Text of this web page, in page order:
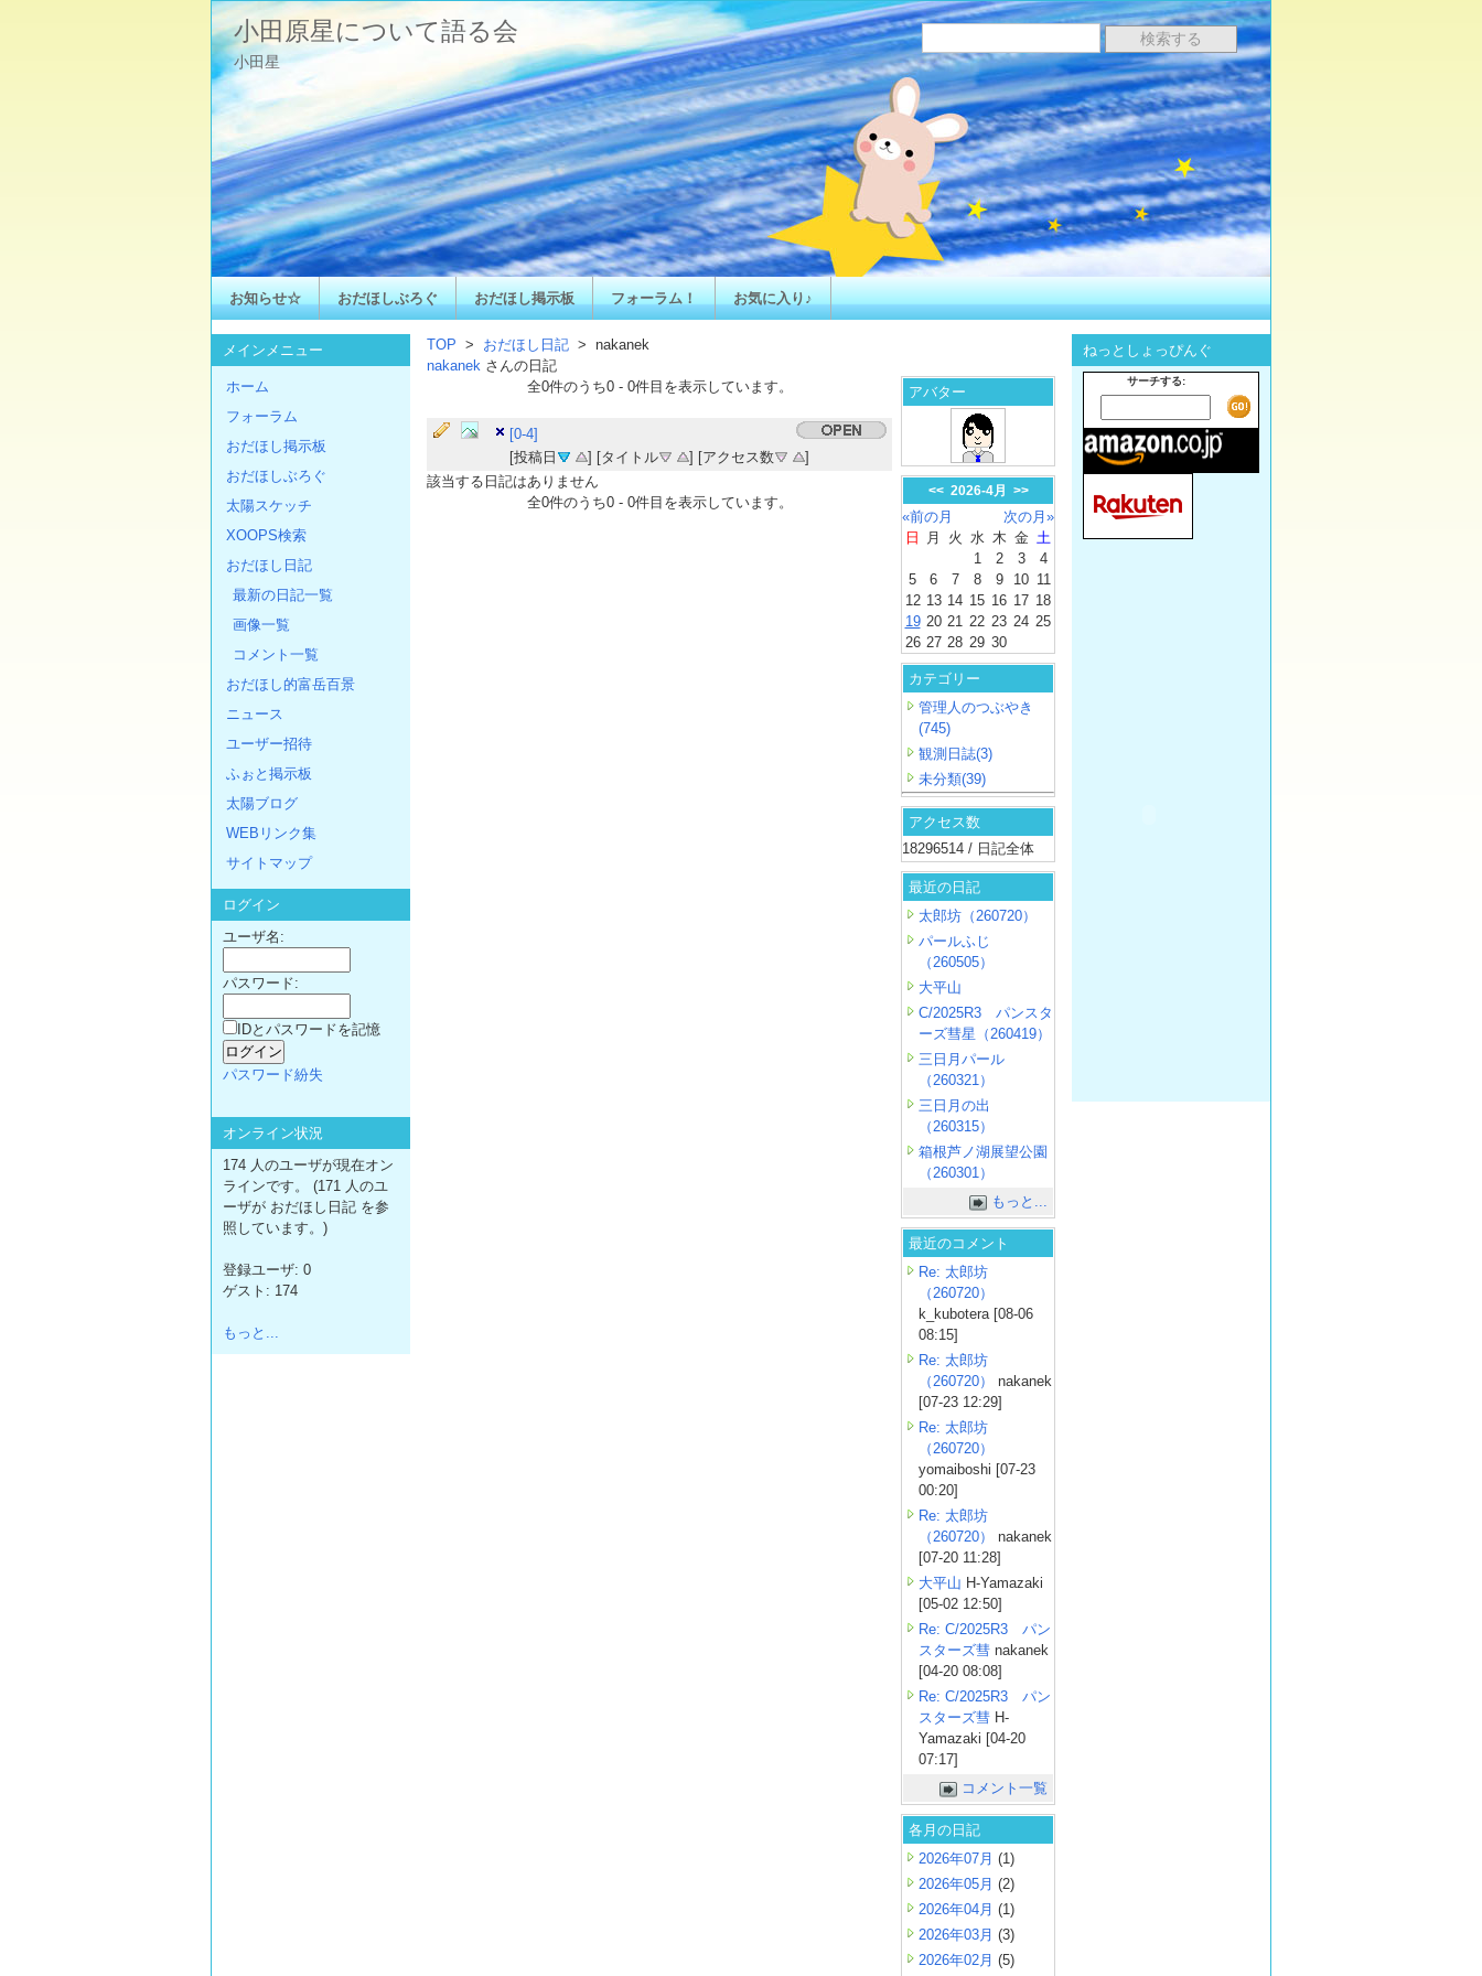
小田原星について語る会
小田星
お知らせ☆ おだほしぶろぐ おだほし掲示板 フォーラム！ お気に入り♪
TOP > おだほし日記 > nakanek
nakanek さんの日記
全0件のうち0- 0件目を表示しています。
[0-4]
[投稿日
] [タイトル ] [アクセス数
]
該当する日記はありません
全0件のうち0- 0件目を表示しています。
アバター
<< 2026-4月 >>
«前の月
次の月»
日
月 火 水 木 金 土
1
2 3
4
5
6 7 8 9 10 11
12 13 14 15 16 17 18
19 20 21 22 23 24 25
26 27 28 29 30
カテゴリー
管理人のつぶやき
(745)
観測日誌(3)
未分類(39)
アクセス数
18296514 / 日記全体
最近の日記
太郎坊（260720）
パールふじ
（260505）
大平山
C/2025R3 パンスタ
ーズ彗星（260419）
三日月パール
（260321）
三日月の出
（260315）
箱根芦ノ湖展望公園
（260301）
もっと...
最近のコメント
Re: 太郎坊
（260720）
k_kubotera [08-06
08:15]
Re: 太郎坊
（260720）
nakanek
[07-23 12:29]
Re: 太郎坊
（260720）
yomaiboshi [07-23
00:20]
Re: 太郎坊
（260720）
nakanek
[07-20 11:28]
大平山 H-Yamazaki
[05-02 12:50]
Re: C/2025R3 パン
スターズ彗 nakanek
[04-20 08:08]
Re: C/2025R3 パン
スターズ彗 H-
Yamazaki [04-20
07:17]
コメント一覧
各月の日記
2026年07月 (1)
2026年05月 (2)
2026年04月 (1)
2026年03月 (3)
2026年02月 (5)
メインメニュー
ホーム
フォーラム
おだほし掲示板
おだほしぶろぐ
太陽スケッチ
XOOPS検索
おだほし日記
最新の日記一覧
画像一覧
コメント一覧
おだほし的富岳百景
ニュース
ユーザー招待
ふぉと掲示板
太陽ブログ
WEBリンク集
サイトマップ
ログイン
ユーザ名:
パスワード:
IDとパスワードを記憶
パスワード紛失
オンライン状況
174 人のユーザが現在オン
ラインです。 (171 人のユ
ーザが おだほし日記 を参
照しています。)
登録ユーザ: 0
ゲスト: 174
もっと...
ねっとしょっぴんぐ
サーチする: